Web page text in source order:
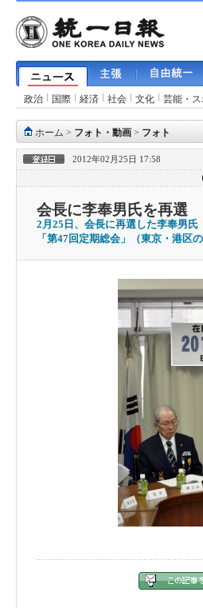
政治 国際 経済 社会 文化 芸能・
ホーム > フォト・動画 > フォト
2012年02月25日 17:58
会長に李奉男氏を再選
2月25日、会長に再選した李奉男
「第47回定期総会」（東京・港区